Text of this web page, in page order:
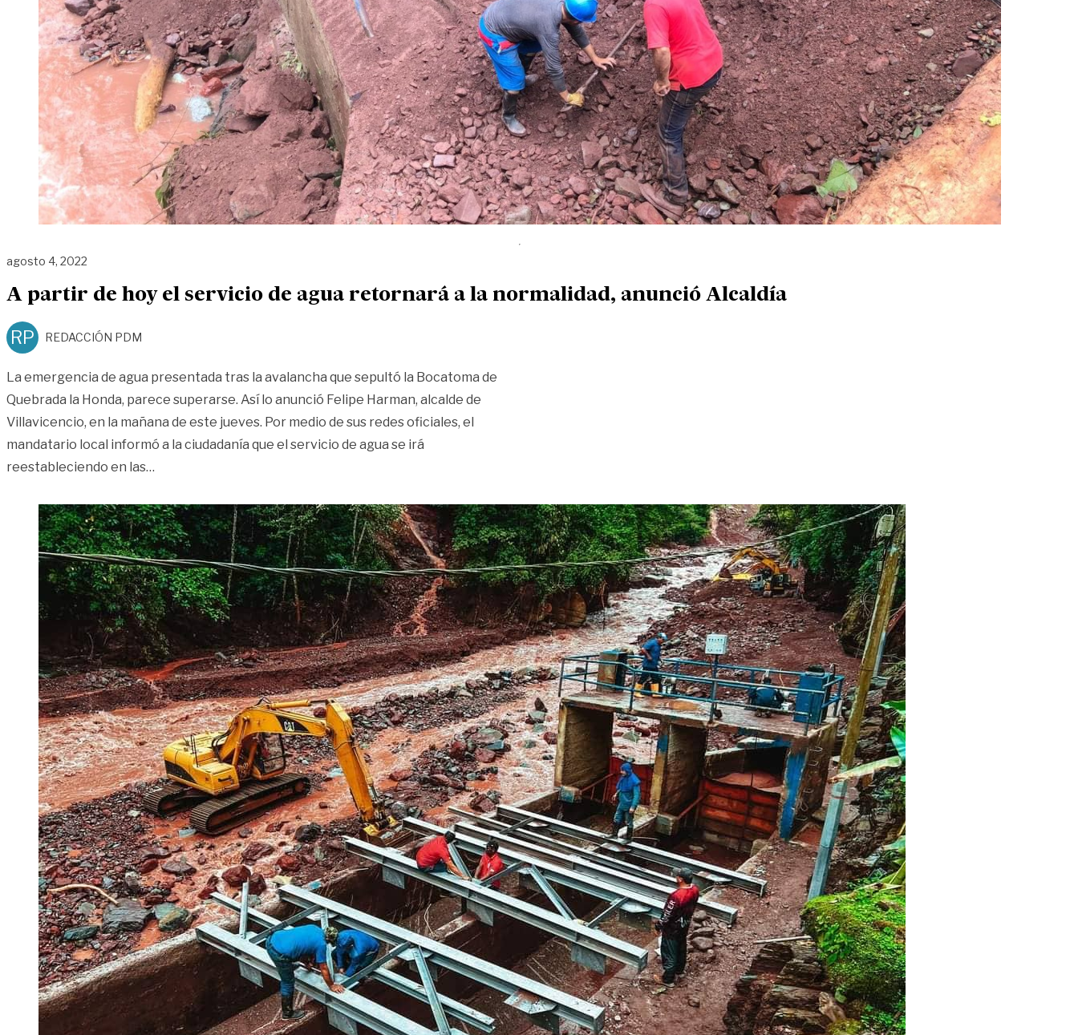
agosto 4, 2022
A partir de hoy el servicio de agua retornará a la normalidad, anunció Alcaldía
RP REDACCIÓN PDM
La emergencia de agua presentada tras la avalancha que sepultó la Bocatoma de
Quebrada la Honda, parece superarse. Así lo anunció Felipe Harman, alcalde de
Villavicencio, en la mañana de este jueves. Por medio de sus redes oficiales, el
mandatario local informó a la ciudadanía que el servicio de agua se irá
reestableciendo en las…